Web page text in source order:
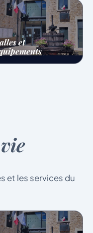
et
vie
et les services du